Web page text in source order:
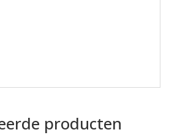
producten